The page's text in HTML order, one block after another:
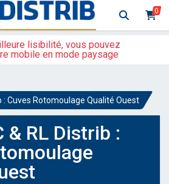
0
lisibilité, vous pouvez
mobile en mode paysage
: Cuves Rotomoulage Qualité Ouest
& RL Distrib :